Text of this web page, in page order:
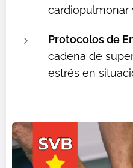
cardiopulmonar
Protocolos de
cadena de
estrés en